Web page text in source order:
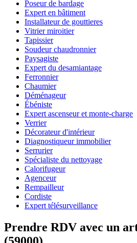
Poseur de bardage
Expert en bâtiment
Installateur de gouttieres
Vitrier miroitier
Tapissier
Soudeur chaudronnier
Paysagiste
Expert du desamiantage
Ferronnier
Chaumier
Déménageur
Ébéniste
Expert ascenseur et monte-charge
Verrier
Décorateur d'intérieur
Diagnostiqueur immobilier
Serrurier
Spécialiste du nettoyage
Calorifugeur
Agenceur
Rempailleur
Cordiste
Expert télésurveillance
Prendre RDV avec un